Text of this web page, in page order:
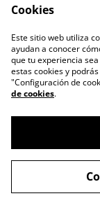
Política de
©2026CD
Cookies
Este sitio web utiliza
ayudan a conocer
que tu experiencia
estas cookies y
"Configuración de
de cookies.